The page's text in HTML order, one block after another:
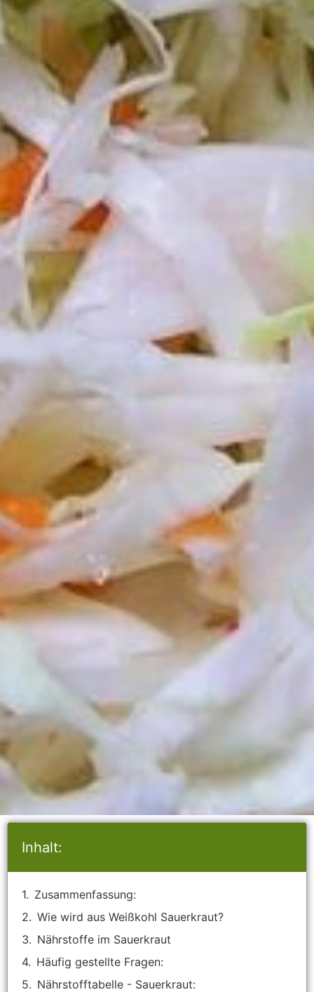
Inhalt:
Zusammenfassung:
Wie wird aus Weißkohl Sauerkraut?
Nährstoffe im Sauerkraut
Häufig gestellte Fragen:
Nährstofftabelle - Sauerkraut: